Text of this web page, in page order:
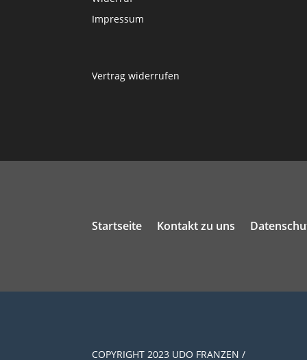
Impressum
Vertrag widerrufen
Startseite Kontakt zu uns
COPYRIGHT 2023 UDO FRANZEN /